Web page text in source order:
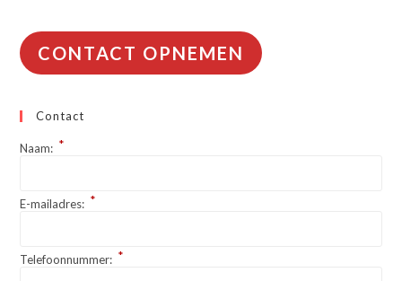
CONTACT OPNEMEN
Contact
Naam: *
E-mailadres: *
Telefoonnummer: *